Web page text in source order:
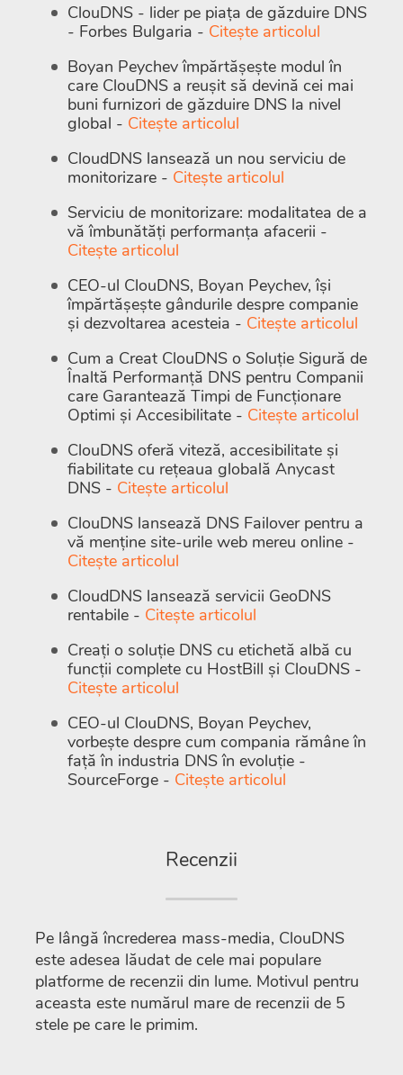
ClouDNS - lider pe piața de găzduire DNS
- Forbes Bulgaria - Citește articolul
Boyan Peychev împărtășește modul în
care ClouDNS a reușit să devină cei mai
buni furnizori de găzduire DNS la nivel
global - Citește articolul
CloudDNS lansează un nou serviciu de
monitorizare - Citește articolul
Serviciu de monitorizare: modalitatea de a
vă îmbunătăți performanța afacerii -
Citește articolul
CEO-ul ClouDNS, Boyan Peychev, își
împărtășește gândurile despre companie
și dezvoltarea acesteia - Citește articolul
Cum a Creat ClouDNS o Soluție Sigură de
Înaltă Performanță DNS pentru Companii
care Garantează Timpi de Funcționare
Optimi și Accesibilitate - Citește articolul
ClouDNS oferă viteză, accesibilitate și
fiabilitate cu rețeaua globală Anycast
DNS - Citește articolul
ClouDNS lansează DNS Failover pentru a
vă menține site-urile web mereu online -
Citește articolul
CloudDNS lansează servicii GeoDNS
rentabile - Citește articolul
Creați o soluție DNS cu etichetă albă cu
funcții complete cu HostBill și ClouDNS -
Citește articolul
CEO-ul ClouDNS, Boyan Peychev,
vorbește despre cum compania rămâne în
față în industria DNS în evoluție -
SourceForge - Citește articolul
Recenzii
Pe lângă încrederea mass-media, ClouDNS
este adesea lăudat de cele mai populare
platforme de recenzii din lume. Motivul pentru
aceasta este numărul mare de recenzii de 5
stele pe care le primim.